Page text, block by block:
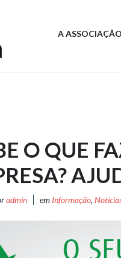
A ASSOCIAÇÃO
O QUE
admin em Informação,